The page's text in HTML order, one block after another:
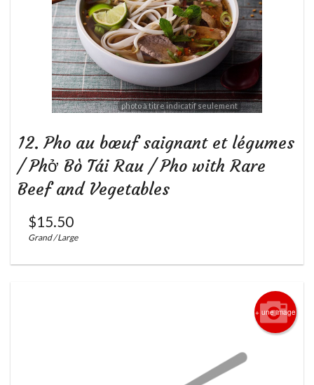
photo à titre indicatif seulement
12. Pho au bœuf saignant et légumes
/ Phở Bò Tái Rau / Pho with Rare
Beef and Vegetables
$15.50
Grand / Large
+ une image